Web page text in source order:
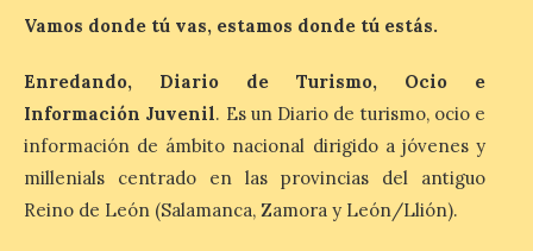
Patrimonio Nacional
cancela la temporada de
fuentes de La Granja ante
6 Ago 2026
Vamos donde tú vas, estamos donde tú estás.
Enredando, Diario de Turismo, Ocio e
Información Juvenil. Es un Diario de turismo, ocio e
información de ámbito nacional dirigido a jóvenes y
millenials centrado en las provincias del antiguo
Reino de León (Salamanca, Zamora y León/Llión).